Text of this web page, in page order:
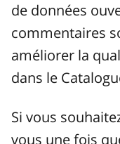
de données
commentaires
améliorer la
dans le
Si vous
vous une fois